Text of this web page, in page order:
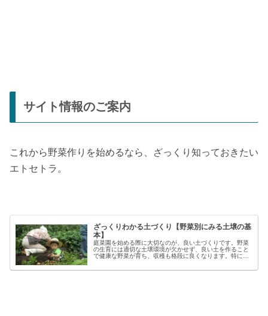
サイト情報のご案内
これから野菜作りを始めるなら、ざっくり知っておきたい
エトセトラ。
ざっくりわかる土づくり【野菜別にみる土壌の基
本】
庭菜園を始める際に大切なのが、良い土づくりです。野菜
の生育には適切な土壌環境が欠かせず、良い土を作ること
で健康な野菜が育ち、収穫も格段に良くなります。特に初
家庭菜園で失敗しないコツと言える...